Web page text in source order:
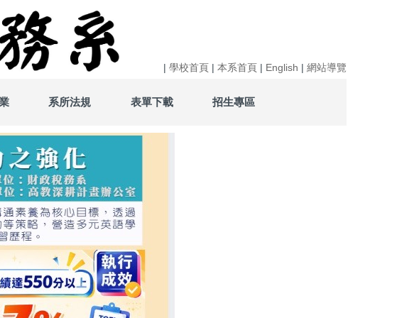
| 學校首頁 | 本系首頁 | English | 網站導覽
系所法規 表單下載 招生專區